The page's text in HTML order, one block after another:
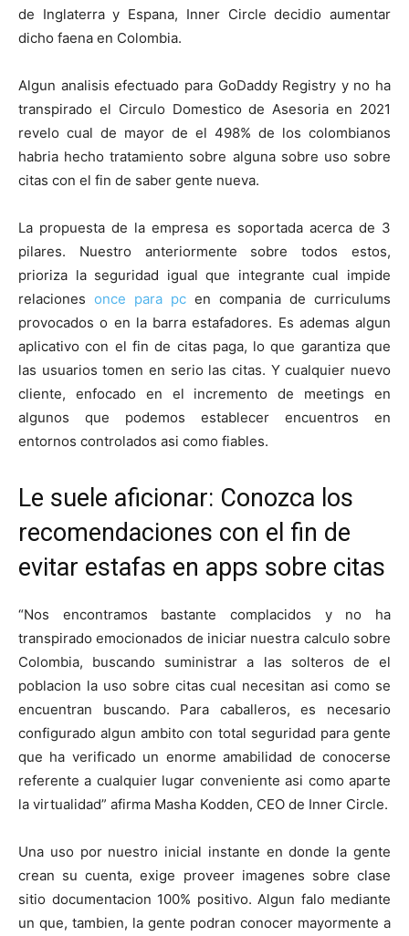
de Inglaterra y Espana, Inner Circle decidio aumentar
dicho faena en Colombia.
Algun analisis efectuado para GoDaddy Registry y no ha
transpirado el Circulo Domestico de Asesoria en 2021
revelo cual de mayor de el 498% de los colombianos
habria hecho tratamiento sobre alguna sobre uso sobre
citas con el fin de saber gente nueva.
La propuesta de la empresa es soportada acerca de 3
pilares. Nuestro anteriormente sobre todos estos,
prioriza la seguridad igual que integrante cual impide
relaciones once para pc en compania de curriculums
provocados o en la barra estafadores. Es ademas algun
aplicativo con el fin de citas paga, lo que garantiza que
las usuarios tomen en serio las citas. Y cualquier nuevo
cliente, enfocado en el incremento de meetings en
algunos que podemos establecer encuentros en
entornos controlados asi­ como fiables.
Le suele aficionar: Conozca los
recomendaciones con el fin de
evitar estafas en apps sobre citas
“Nos encontramos bastante complacidos y no ha
transpirado emocionados de iniciar nuestra calculo sobre
Colombia, buscando suministrar a las solteros de el
poblacion la uso sobre citas cual necesitan asi­ como se
encuentran buscando. Para caballeros, es necesario
configurado algun ambito con total seguridad para gente
que ha verificado un enorme amabilidad de conocerse
referente a cualquier lugar conveniente asi­ como aparte
la virtualidad” afirma Masha Kodden, CEO de Inner Circle.
Una uso por nuestro inicial instante en donde la gente
crean su cuenta, exige proveer imagenes sobre clase
sitio documentacion 100% positivo. Algun falo mediante
un que, tambien, la gente podran conocer mayormente a